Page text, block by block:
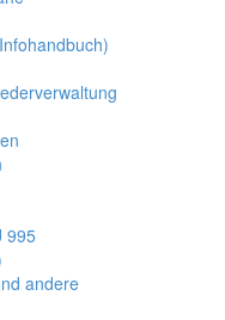
995
andere